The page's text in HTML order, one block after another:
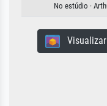
No estúdio ·
Visualizar